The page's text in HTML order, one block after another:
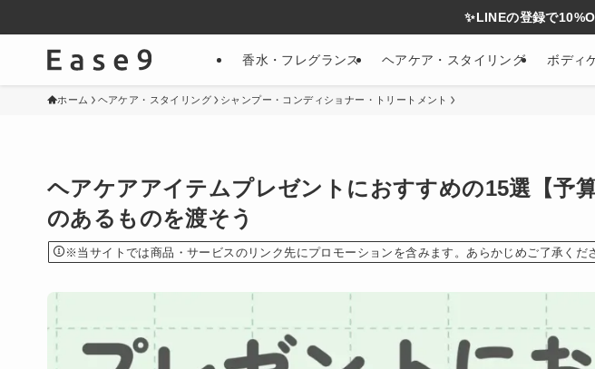
✨LINEの登録で
香水・フレグランス ヘアケア・スタイリング ボディ
ホーム ヘアケア・スタイリング シャンプー・コンディショナー・トリートメント
ヘアケアアイテムプレゼントにおすすめの15選【予
のあるものを渡そう
※当サイトでは商品・サービスのリンク先にプロモーションを含みます。あらかじめご了承くだ